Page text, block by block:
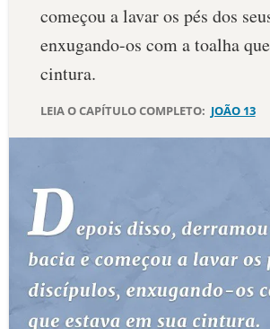
PALAVRA DO DIA
SALMO DO DIA
DEVOCIONAL DIÁRIO
ESTUDOS BÍBLICOS
ESBOÇOS DE PREGAÇÃO
TEMAS
começou a lavar os pés dos
enxugando-os com a toalha
cintura.
LEIA O CAPÍTULO COMPLETO: JOÃO 13